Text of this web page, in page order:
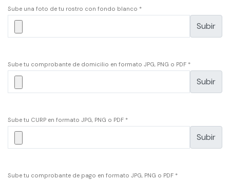
Sube una foto de tu rostro con fondo blanco *
Subir
Sube tu comprobante de domicilio en formato JPG, PNG o PDF *
Subir
Sube tu CURP en formato JPG, PNG o PDF *
Subir
Sube tu comprobante de pago en formato JPG, PNG o PDF *